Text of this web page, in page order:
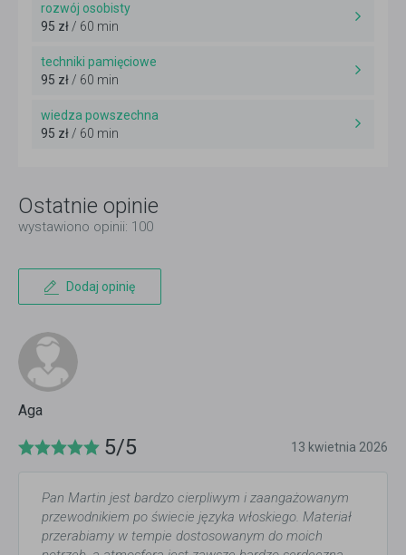
rozwój osobisty
95 zł / 60 min
techniki pamięciowe
95 zł / 60 min
wiedza powszechna
95 zł / 60 min
Ostatnie opinie
wystawiono opinii: 100
Dodaj opinię
Aga
5/5 13 kwietnia 2026
Pan Martin jest bardzo cierpliwym i zaangażowanym
przewodnikiem po świecie języka włoskiego. Materiał
przerabiamy w tempie dostosowanym do moich